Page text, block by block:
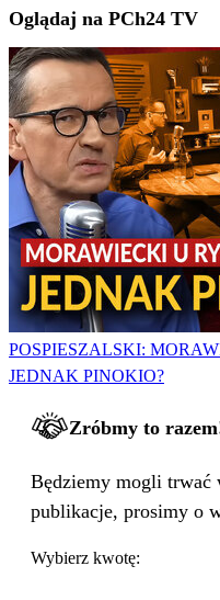
Oglądaj na PCh24 TV
POSPIESZALSKI:
JEDNAK PINOKIO?
Zróbmy to
Będziemy mogli trwać
publikacje, prosimy o
Wybierz kwotę: